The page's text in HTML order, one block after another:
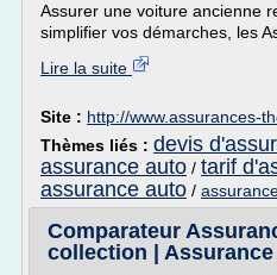
Assurer une voiture ancienne
simplifier vos démarches, les
Lire la suite
Site : http://www.assurances-
Thèmes liés : devis
assurance auto / tarif
assurance auto /
Comparateur
collection | Assurance